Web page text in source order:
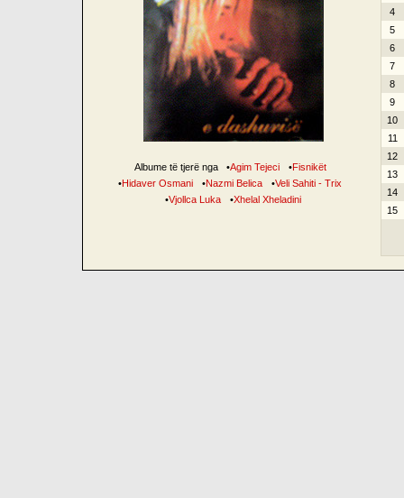
Albume të tjerë nga •Agim Tejeci •Fisnikët
•Hidaver Osmani •Nazmi Belica •Veli Sahiti - Trix
•Vjollca Luka •Xhelal Xheladini
4
5
6
7
8
9
10
11
12
13
14
15